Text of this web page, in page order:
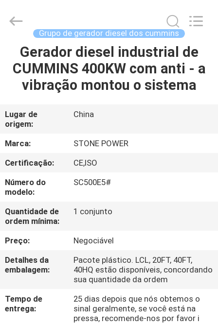
CASA
PRODUTOS
SOBRE
NÓS
EXCURSÃO
DA
FÁBRICA
CONTROLE
DA
QUALIDADE
NOS
STONE
POWER
Reserved.
Grupo de gerador diesel dos cummins
Gerador diesel industrial de
CUMMINS 400KW com anti - a
vibração montou o sistema
Lugar de
origem:
China
Marca:
STONE POWER
Certificação:
CE,ISO
Número do
modelo:
SC500E5#
Quantidade de
ordem mínima:
1 conjunto
Preço:
Negociável
Detalhes da
embalagem:
Pacote plástico. LCL, 20FT, 40FT,
40HQ estão disponíveis, concordando
sua quantidade da ordem
Tempo de
entrega:
25 dias depois que nós obtemos o
sinal geralmente, se você está na
pressa, recomende-nos por favor i